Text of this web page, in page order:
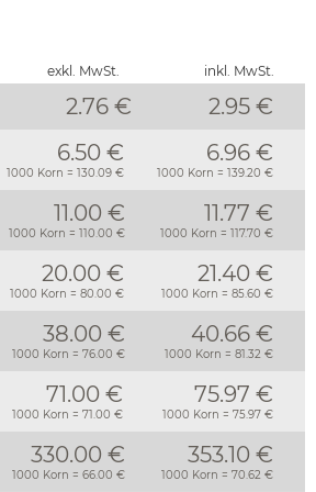
exkl. MwSt. inkl. MwSt.
2.76 € 2.95 €
6.50 €
1000 Korn = 130.09 €
6.96 €
1000 Korn = 139.20 €
11.00 €
1000 Korn = 110.00 €
11.77 €
1000 Korn = 117.70 €
20.00 €
1000 Korn = 80.00 €
21.40 €
1000 Korn = 85.60 €
38.00 €
1000 Korn = 76.00 €
40.66 €
1000 Korn = 81.32 €
71.00 €
1000 Korn = 71.00 €
75.97 €
1000 Korn = 75.97 €
330.00 €
1000 Korn = 66.00 €
353.10 €
1000 Korn = 70.62 €